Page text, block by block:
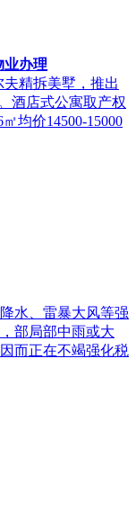
业办理
夫精拆美墅，推出
酒店式公寓取产权
均价14500-15000
水、雷暴大风等强
部局部中雨或大
而正在不竭强化税